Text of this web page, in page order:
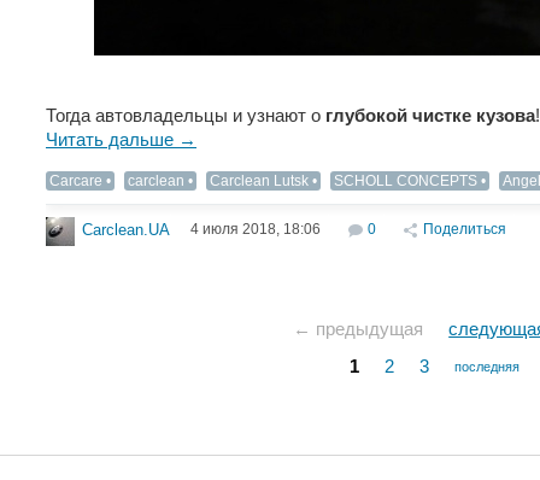
Тогда автовладельцы и узнают о глубокой чистке кузова!
Читать дальше →
Carcare carclean Carclean Lutsk SCHOLL CONCEPTS
Carclean.UA 4 июля 2018, 18:06 0 Поделиться
← предыдущая
1
2 3 последняя